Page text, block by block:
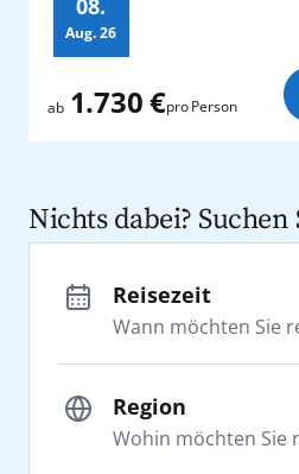
08.
Aug. 26
ab 1.730 €pro Person
Nichts dabei?
Wann möchten Sie
Reisezeit
Wohin möchten Sie
Region